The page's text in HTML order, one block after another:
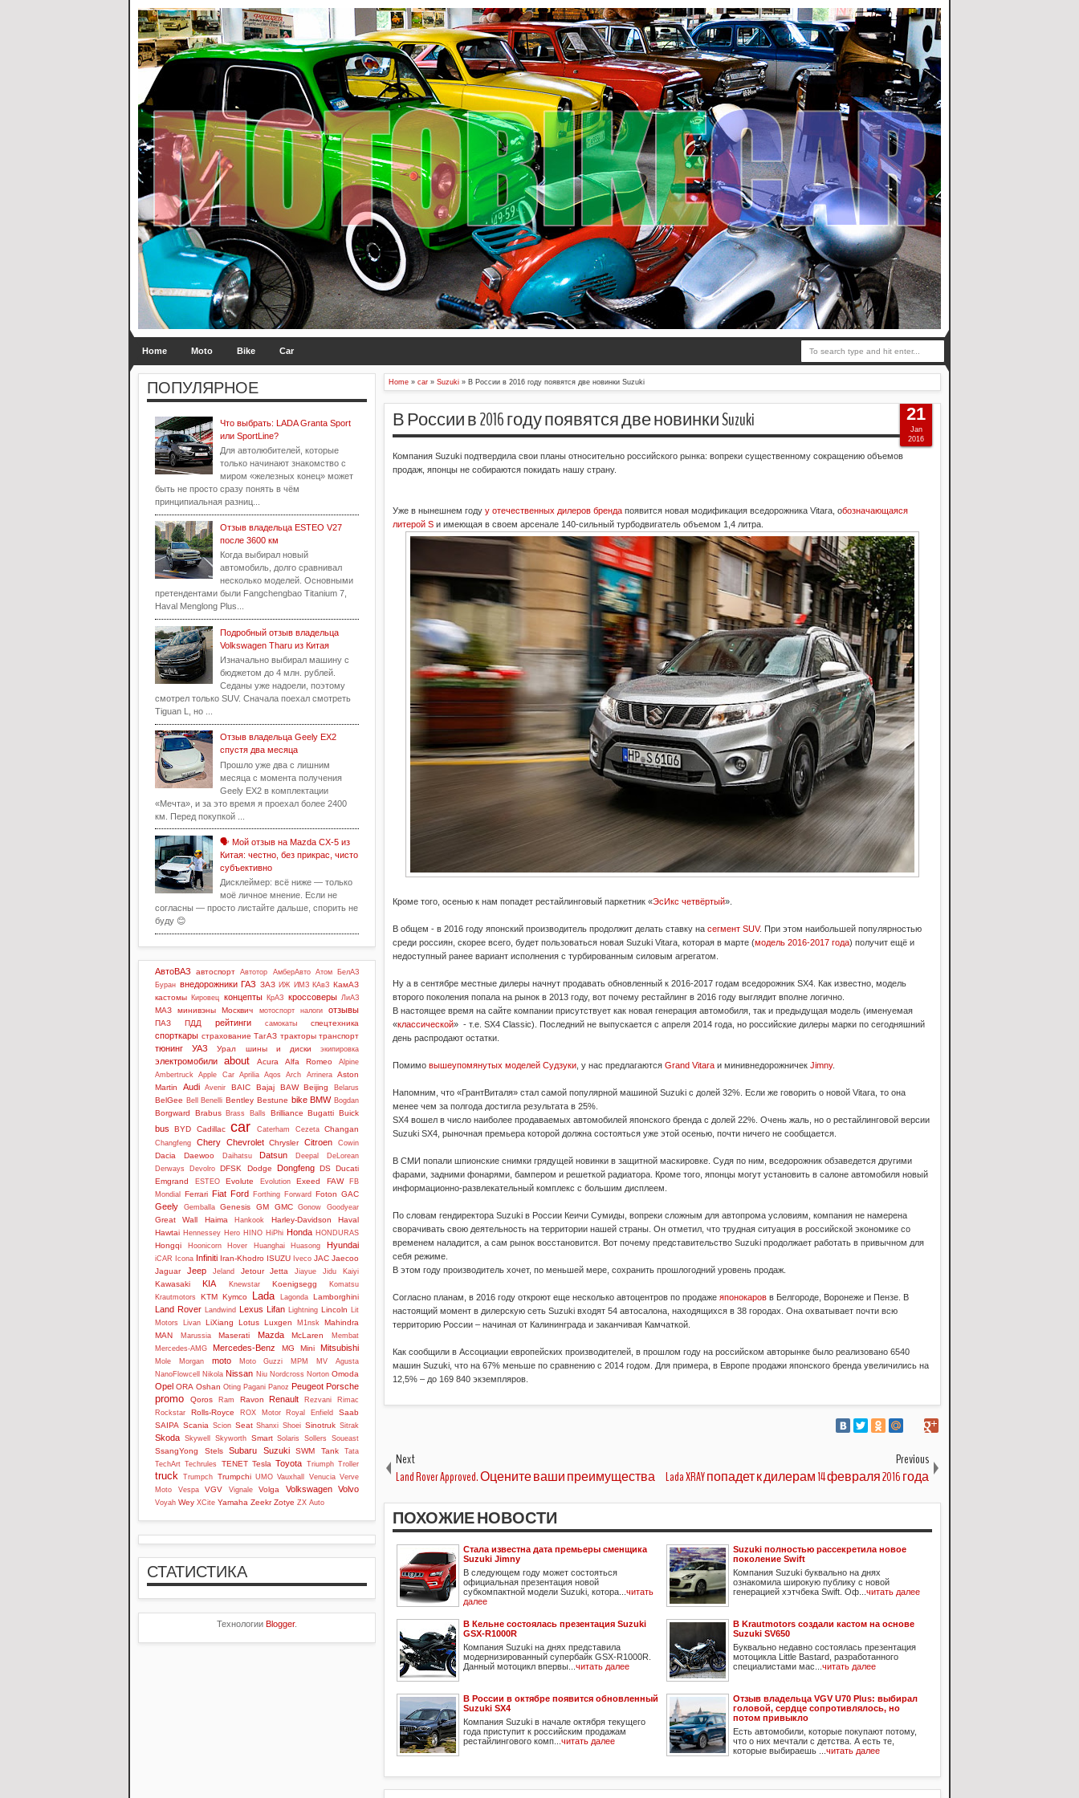
Home Moto Bike Car
Home » car » Suzuki » В России в 2016 году появятся две новинки Suzuki
В России в 2016 году появятся две новинки Suzuki
Компания Suzuki подтвердила свои планы относительно российского рынка: вопреки существенному сокращению объемов
продаж, японцы не собираются покидать нашу страну.
Уже в нынешнем году у отечественных дилеров бренда появится новая модификация вседорожника Vitara, обозначающаяся
литерой S и имеющая в своем арсенале 140-сильный турбодвигатель объемом 1,4 литра.
Кроме того, осенью к нам попадет рестайлинговый паркетник «ЭсИкс четвёртый».
В общем - в 2016 году японский производитель продолжит делать ставку на сегмент SUV. При этом наибольшей популярностью
среди россиян, скорее всего, будет пользоваться новая Suzuki Vitara, которая в марте (модель 2016-2017 года) получит ещё и
недоступный ранее вариант исполнения с турбированным силовым агрегатом.
Ну а в сентябре местные дилеры начнут продавать обновленный к 2016-2017 годам вседорожник SX4. Как известно, модель
второго поколения попала на рынок в 2013 году, вот почему рестайлинг в 2016 году выглядит вполне логично.
В настоящее время на сайте компании присутствует как новая генерация автомобиля, так и предыдущая модель (именуемая
«классической» - т.е. SX4 Classic). Последний не выпускается с апреля 2014 года, но российские дилеры марки по сегодняшний
день распродают остатки.
Помимо вышеупомянутых моделей Судзуки , у нас предлагаются Grand Vitara и минивнедорожничек Jimny.
Напомним, что «ГрантВиталя» стал самой популярной машиной Suzuki с долей 32%. Если же говорить о новой Vitara, то она
менее чем за полгода достигла результата в 25%.
SX4 вошел в число наиболее продаваемых автомобилей японского бренда с долей 22%. Очень жаль, но о рестайлинговой версии
Suzuki SX4, рыночная премьера которой должна состояться уже этой осенью, почти ничего не сообщается.
В СМИ попали шпионские снимки грядущей новинки в защитной маскировке. Судя по ним, вседорожник обзаведется другими
фарами, задними фонарями, бампером и решеткой радиатора. Кроме того, японцы могут установить в салоне автомобиля новый
информационно-развлекательный комплекс с большим дисплеем.
По словам гендиректора Suzuki в России Кеичи Сумиды, вопреки сложным для автопрома условиям, компания не намерена
сворачивать свою деятельность на территории нашей страны. Он отметил, что трудная ситуация в российской экономике со
временем наладится, а сам рынок восстановится. Вот почему представительство Suzuki продолжает работать в привычном для
себя режиме.
В этом году производитель хочет, по меньшей мере, сохранить прошлогодний уровень продаж.
Согласно планам, в 2016 году откроют еще несколько автоцентров по продаже японокаров в Белгороде, Воронеже и Пензе. В
настоящий момент в дилерскую сеть Suzuki входят 54 автосалона, находящихся в 38 городах. Она охватывает почти всю
территорию России – начиная от Калининграда и заканчивая Камчаткой.
Как сообщили в Ассоциации европейских производителей, в прошлом году на российском авторынке было реализовано 6540
машин Suzuki, что на 67% меньше по сравнению с 2014 годом. Для примера, в Европе продажи японского бренда увеличились на
12,5% – до 169 840 экземпляров.
21
Jan
2016
Next
Land Rover Approved. Оцените ваши преимущества
Previous
Lada XRAY попадет к дилерам 14 февраля 2016 года
ПОХОЖИЕ НОВОСТИ
Стала известна дата премьеры сменщика
Suzuki Jimny
В следующем году может состояться
официальная презентация новой
субкомпактной модели Suzuki, котора... читать
далее
Suzuki полностью рассекретила новое
поколение Swift
Компания Suzuki буквально на днях
ознакомила широкую публику с новой
генерацией хэтчбека Swift. Оф... читать далее
В Кельне состоялась презентация Suzuki
GSX-R1000R
Компания Suzuki на днях представила
модернизированный супербайк GSX-R1000R.
Данный мотоцикл впервы... читать далее
В Krautmotors создали кастом на основе
Suzuki SV650
Буквально недавно состоялась презентация
мотоцикла Little Bastard, разработанного
специалистами мас... читать далее
В России в октябре появится обновленный
Suzuki SX4
Компания Suzuki в начале октября текущего
года приступит к российским продажам
рестайлингового комп... читать далее
Отзыв владельца VGV U70 Plus: выбирал
головой, сердце сопротивлялось, но
потом привыкло
Есть автомобили, которые покупают потому,
что о них мечтали с детства. А есть те,
которые выбираешь ... читать далее
ПОПУЛЯРНОЕ
Что выбрать: LADA Granta Sport
или SportLine?
Для автолюбителей, которые
только начинают знакомство с
миром «железных конец» может
быть не просто сразу понять в чём
принципиальная разниц...
Отзыв владельца ESTEO V27
после 3600 км
Когда выбирал новый
автомобиль, долго сравнивал
несколько моделей. Основными
претендентами были Fangchengbao Titanium 7,
Haval Menglong Plus...
Подробный отзыв владельца
Volkswagen Tharu из Китая
Изначально выбирал машину с
бюджетом до 4 млн. рублей.
Седаны уже надоели, поэтому
смотрел только SUV. Сначала поехал смотреть
Tiguan L, но ...
Отзыв владельца Geely EX2
спустя два месяца
Прошло уже два с лишним
месяца с момента получения
Geely EX2 в комплектации
«Мечта», и за это время я проехал более 2400
км. Перед покупкой ...
🗣️ Мой отзыв на Mazda CX-5 из
Китая: честно, без прикрас, чисто
субъективно
Дисклеймер: всё ниже — только
моё личное мнение. Если не
согласны — просто листайте дальше, спорить не
буду 😊
АвтоВАЗ автоспорт Автотор АмберАвто Атом
БелАЗ
Буран внедорожники ГАЗ ЗАЗ ИЖ ИМЗ КАвЗ КамАЗ
кастомы Кировец концепты КрАЗ кроссоверы ЛиАЗ
МАЗ минивэны Москвич мотоспорт налоги отзывы
ПАЗ ПДД рейтинги самокаты спецтехника
спорткары страхование ТагАЗ тракторы транспорт
тюнинг УАЗ Урал шины и диски экипировка
электромобили about Acura Alfa Romeo
Alpine
Ambertruck
Apple Car Aprilia Aqos Arch Arrinera
Aston
Martin
Audi Avenir BAIC Bajaj BAW Beijing Belarus
BelGee Bell Benelli Bentley Bestune bike BMW Bogdan
Borgward Brabus Brass Balls Brilliance Bugatti Buick
bus BYD Cadillac car Caterham Cezeta Changan
Changfeng Chery Chevrolet Chrysler Citroen Cowin
Dacia Daewoo Daihatsu Datsun Deepal
DeLorean
Derways
Devolro DFSK Dodge Dongfeng DS Ducati
Emgrand
ESTEO Evolute Evolution Exeed FAW
FB
Mondial
Ferrari Fiat Ford Forthing Forward Foton GAC
Geely Gemballa Genesis GM GMC Gonow Goodyear
Great Wall Haima Hankook Harley-Davidson
Haval
Hawtai Hennessey Hero HINO HiPhi Honda HONDURAS
Hongqi Hoonicorn Hover Huanghai Huasong Hyundai
iCAR Icona Infiniti Iran-Khodro ISUZU Iveco JAC Jaecoo
Jaguar
Jeep Jeland Jetour Jetta Jiayue Jidu Kaiyi
Kawasaki KIA Knewstar Koenigsegg
Komatsu
Krautmotors KTM Kymco Lada Lagonda Lamborghini
Land Rover Landwind Lexus Lifan Lightning Lincoln Lit
Motors
Livan LiXiang Lotus Luxgen M1nsk Mahindra
MAN
Marussia Maserati Mazda McLaren
Membat
Mercedes-AMG
Mercedes-Benz MG Mini Mitsubishi
Mole Morgan moto Moto Guzzi MPM
MV Agusta
NanoFlowcell
Nikola Nissan Niu Nordcross Norton Omoda
Opel ORA Oshan Oting Pagani Panoz Peugeot Porsche
promo Qoros Ram Ravon Renault Rezvani
Rimac
Rockstar
Rolls-Royce ROX Motor Royal Enfield
Saab
SAIPA Scania Scion Seat Shanxi Shoei Sinotruk Sitrak
Skoda Skywell Skyworth Smart Solaris Sollers Soueast
SsangYong Stels Subaru Suzuki SWM Tank
Tata
TechArt Techrules TENET Tesla Toyota Triumph Troller
truck Trumpch Trumpchi UMO Vauxhall Venucia Verve
Moto
Vespa VGV Vignale Volga Volkswagen Volvo
Voyah Wey XCite Yamaha Zeekr Zotye ZX Auto
СТАТИСТИКА
Технологии Blogger.